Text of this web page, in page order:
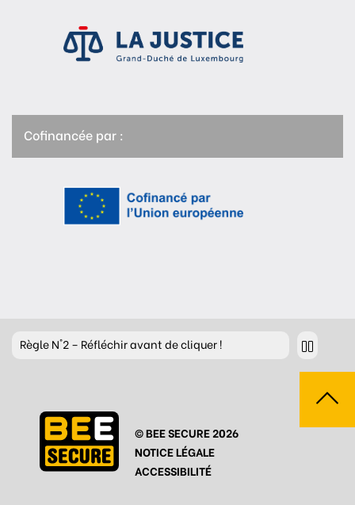
Cofinancée par :
RègleN°2 – Réfléchir avant de cliquer !
RègleN°4 – Respecter les autres
RègleN°5 – Se protéger du piratage
RègleN°6 – Remettre en question ce que l’on voit
© BEE SECURE 2026
NOTICE LÉGALE
ACCESSIBILITÉ